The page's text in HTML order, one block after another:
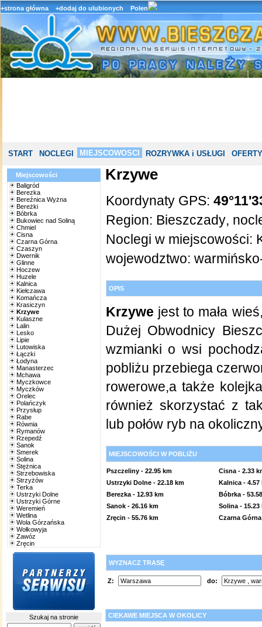
+strona główna +dodaj do ulubionych Polen
START NOCLEGI MIEJSCOWOSCI ROZRYWKA i USŁUGI
Miejscowości
Baligród
Berezka
Bereźnica Wyżna
Bereżki
Bóbrka
Bukowiec nad Soliną
Chmiel
Cisna
Czarna Górna
Czaszyn
Dwernik
Glinne
Hoczew
Huzele
Kalnica
Kiełczawa
Komańcza
Krasiczyn
Krzywe
Kulaszne
Lalin
Lesko
Lipie
Lutowiska
Łączki
Łodyna
Manasterzec
Mchawa
Myczkowce
Myczków
Orelec
Polańczyk
Przysłup
Rabe
Równia
Rymanów
Rzepedź
Sanok
Smerek
Solina
Stężnica
Strzebowiska
Strzyżów
Terka
Ustrzyki Dolne
Ustrzyki Górne
Weremień
Wetlina
Wola Górzańska
Wołkowyja
Zawóz
Zręcin
Szukaj na stronie
Krzywe
Koordynaty GPS:
Region: Bieszczady,
Noclegi w miejscowości:
wojewodztwo:
OPIS
Krzywe jest to mała
Dużej Obwodnicy
wzmianki o wsi
pobliżu przebiega
rowerowe,a także
również skorzystać z
lub połów ryb na
MIEJSCOWOŚCI W POBLIŻU
Pszczeliny- 22.95 km Cisna- 2.33
Ustrzyki Dolne- 22.18 km Kalnica- 4.57
Berezka- 12.93 km Bóbrka-
Sanok- 26.16 km Solina- 15.23
Zręcin - 55.76 km Czarna Górna
WYZNACZ TRASĘ
Z: do:
CIEKAWE MIEJSCA W OKOLICY